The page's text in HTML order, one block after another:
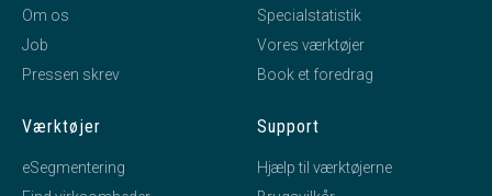
Om os
Job
Pressen skrev
Specialstatistik
Vores værktøjer
Book et foredrag
Værktøjer
eSegmentering
Support
Hjælp til værktøjerne